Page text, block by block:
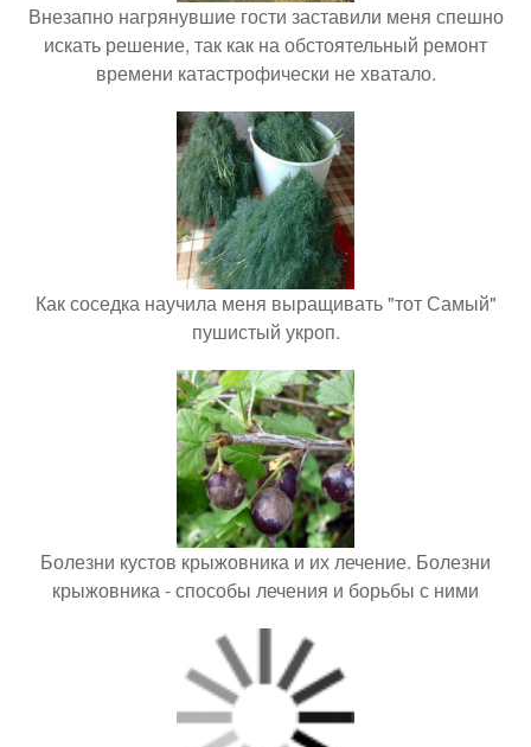
Внезапно нагрянувшие гости заставили меня спешно
искать решение, так как на обстоятельный ремонт
времени катастрофически не хватало.
Как соседка научила меня выращивать "тот Самый"
пушистый укроп.
Болезни кустов крыжовника и их лечение. Болезни
крыжовника - способы лечения и борьбы с ними